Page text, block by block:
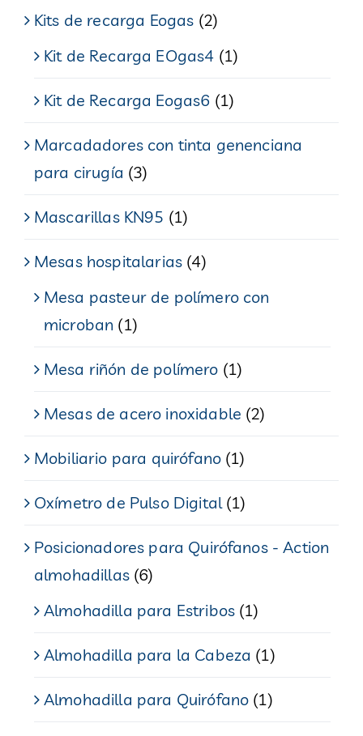
Kits de recarga Eogas (2)
Kit de Recarga EOgas4 (1)
Kit de Recarga Eogas6 (1)
Marcadadores con tinta genenciana
para cirugía (3)
Mascarillas KN95 (1)
Mesas hospitalarias (4)
Mesa pasteur de polímero con
microban (1)
Mesa riñón de polímero (1)
Mesas de acero inoxidable (2)
Mobiliario para quirófano (1)
Oxímetro de Pulso Digital (1)
Posicionadores para Quirófanos - Action
almohadillas (6)
Almohadilla para Estribos (1)
Almohadilla para la Cabeza (1)
Almohadilla para Quirófano (1)